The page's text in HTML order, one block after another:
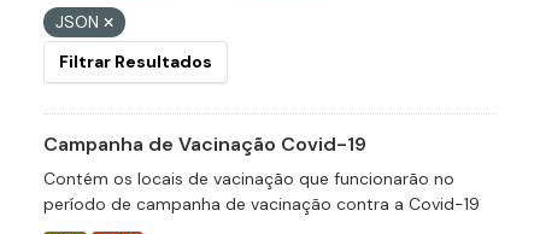
JSON
Filtrar Resultados
Campanha de Vacinação Covid-19
Contém os locais de vacinação que funcionarão no
período de campanha de vacinação contra a Covid-19